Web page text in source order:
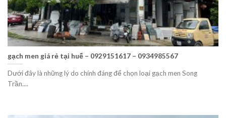
gạch men giá rẻ tại huế – 0929151617 – 0934985567
Dưới đây là những lý do chính đáng để chọn loại gạch men Song
Trần....